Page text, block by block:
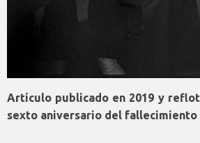
Artículo publicado en 2019 y
sexto aniversario del fallecimiento